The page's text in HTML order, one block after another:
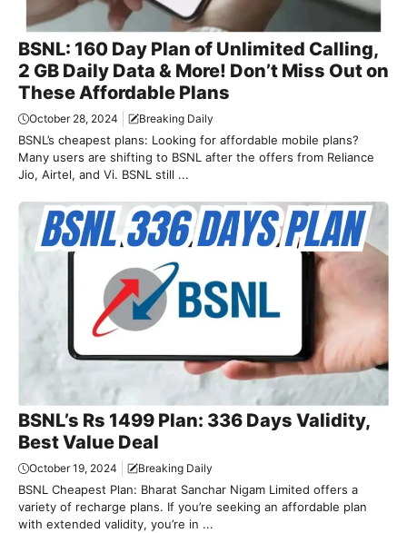
BSNL: 160 Day Plan of Unlimited Calling,
2 GB Daily Data & More! Don’t Miss Out on
These Affordable Plans
October 28, 2024 Breaking Daily
BSNL’s cheapest plans: Looking for affordable mobile plans?
Many users are shifting to BSNL after the offers from Reliance
Jio, Airtel, and Vi. BSNL still ...
BSNL’s Rs 1499 Plan: 336 Days Validity,
Best Value Deal
October 19, 2024 Breaking Daily
BSNL Cheapest Plan: Bharat Sanchar Nigam Limited offers a
variety of recharge plans. If you’re seeking an affordable plan
with extended validity, you’re in ...